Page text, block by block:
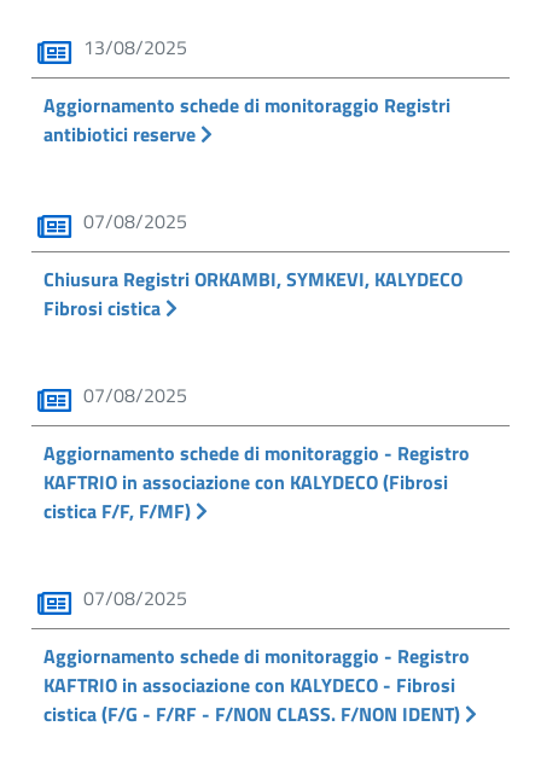
13/08/2025
Aggiornamento schede di monitoraggio Registri
antibiotici reserve
07/08/2025
Chiusura Registri ORKAMBI, SYMKEVI, KALYDECO
Fibrosi cistica
07/08/2025
Aggiornamento schede di monitoraggio - Registro
KAFTRIO in associazione con KALYDECO (Fibrosi
cistica F/F, F/MF)
07/08/2025
Aggiornamento schede di monitoraggio - Registro
KAFTRIO in associazione con KALYDECO - Fibrosi
cistica (F/G - F/RF - F/NON CLASS. F/NON IDENT)